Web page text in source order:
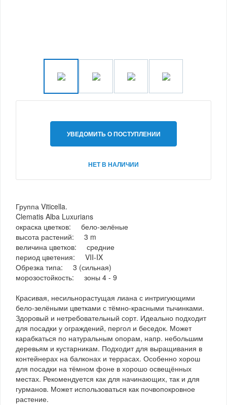
УВЕДОМИТЬ О ПОСТУПЛЕНИИ
НЕТ В НАЛИЧИИ
Группа Viticella.
Clematis Alba Luxurians
окраска цветков: бело-зелёные
высота растений: 3 m
величина цветков: средние
период цветения: VII-IX
Обрезка типа: 3 (сильная)
морозостойкость: зоны 4 - 9
Красивая, несильнорастущая лиана с интригующими
бело-зелёными цветками с тёмно-красными тычинками.
Здоровый и нетребовательный сорт. Идеально подходит
для посадки у ограждений, пергол и беседок. Может
карабкаться по натуральным опорам, напр. небольшим
деревьям и кустарникам. Подходит для выращивания в
контейнерах на балконах и террасах. Особенно хорош
для посадки на тёмном фоне в хорошо освещённых
местах. Рекомендуется как для начинающих, так и для
гурманов. Может использоваться как почвопокровное
растение.